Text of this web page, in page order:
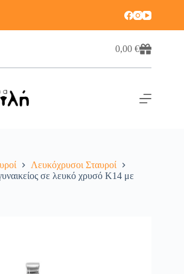
0,00€
Λευκόχρυσοι Σταυροί
σε λευκό χρυσό K14 με